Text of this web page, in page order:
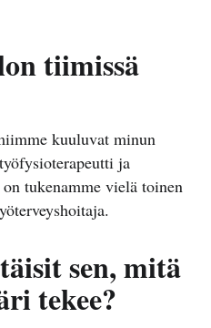
tiimissä
kuuluvat minun
ja
tukenamme vielä toinen
sen, mitä
tekee?